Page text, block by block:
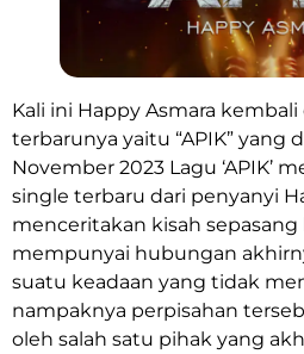
Kali ini Happy Asmara
terbarunya yaitu “APIK” yang
November 2023 Lagu ‘APIK’
single terbaru dari penyanyi
menceritakan kisah sepasang
mempunyai hubungan
suatu keadaan yang tidak
nampaknya perpisahan
oleh salah satu pihak yang